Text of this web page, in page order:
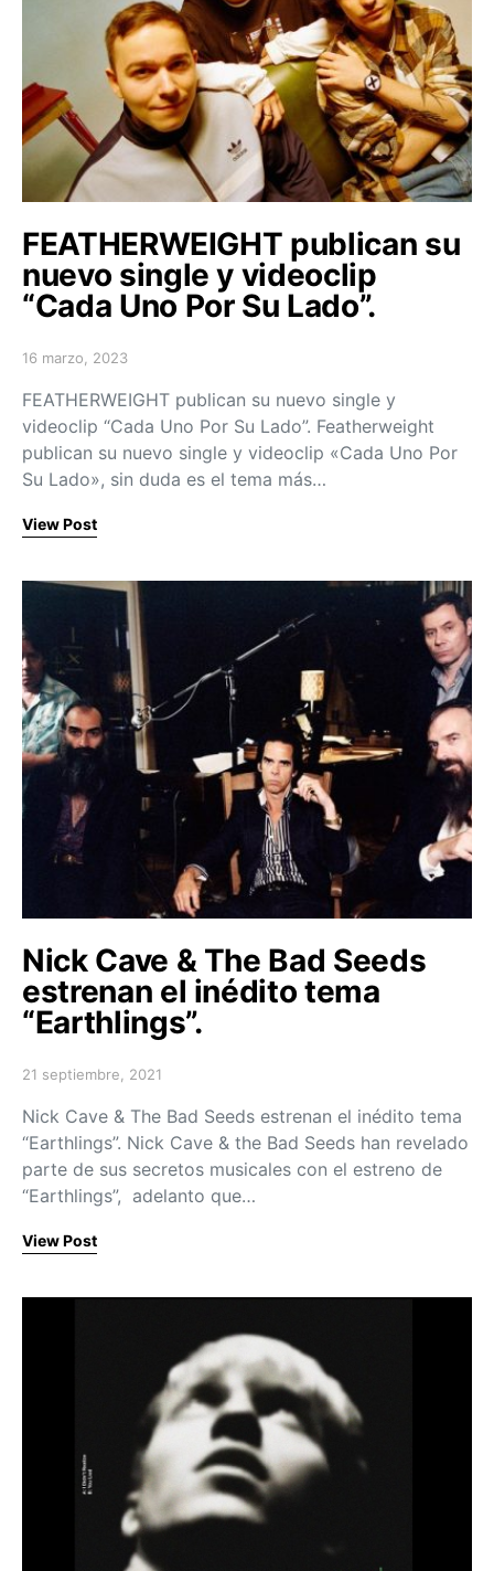
FEATHERWEIGHT publican su
nuevo single y videoclip
“Cada Uno Por Su Lado”.
Posted on
16 marzo, 2023
FEATHERWEIGHT publican su nuevo single y
videoclip “Cada Uno Por Su Lado”. Featherweight
publican su nuevo single y videoclip «Cada Uno Por
Su Lado», sin duda es el tema más…
View Post
Nick Cave & The Bad Seeds
estrenan el inédito tema
“Earthlings”.
Posted on
21 septiembre, 2021
Nick Cave & The Bad Seeds estrenan el inédito tema
“Earthlings”. Nick Cave & the Bad Seeds han revelado
parte de sus secretos musicales con el estreno de
“Earthlings”, adelanto que…
View Post